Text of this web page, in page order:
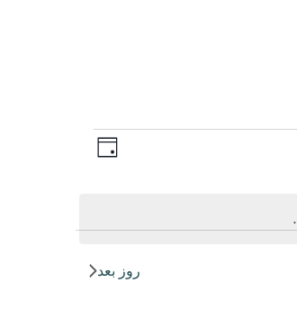
.
ناوبری
رویداد
روز
روز بعد